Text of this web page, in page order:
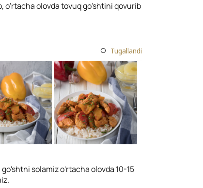
o'rtacha olovda tovuq go'shtini qovurib
Tugallandi
solamiz o'rtacha olovda 10-15